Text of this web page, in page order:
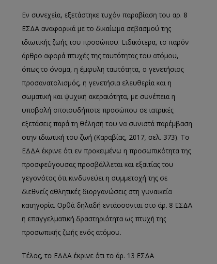
Εν συνεχεία, εξετάστηκε τυχόν παραβίαση του αρ. 8
ΕΣΔΑ αναφορικά με το δικαίωμα σεβασμού της
ιδιωτικής ζωής του προσώπου. Ειδικότερα, το παρόν
άρθρο αφορά πτυχές της ταυτότητας του ατόμου,
όπως το όνομα, η έμφυλη ταυτότητα, ο γενετήσιος
προσανατολισμός, η γενετήσια ελευθερία και η
σωματική και ψυχική ακεραιότητα, με συνέπεια η
υποβολή οποιουδήποτε προσώπου σε ιατρικές
εξετάσεις παρά τη θέλησή του να συνιστά παρέμβαση
στην ιδιωτική του ζωή (Καραβίας, 2017, σελ. 373). Το
ΕΔΔΑ έκρινε ότι εν προκειμένω η προσωπικότητα της
προσφεύγουσας προσβάλλεται και εξαιτίας του
γεγονότος ότι κινδυνεύει η συμμετοχή της σε
διεθνείς αθλητικές διοργανώσεις στη γυναικεία
κατηγορία. Ορθά δηλαδή εντάσσονται στο άρ. 8 ΕΣΔΑ
η επαγγελματική δραστηριότητα ως πτυχή της
προσωπικής ζωής ενός ατόμου.
Τέλος, το ΕΔΔΑ έκρινε ότι το άρ. 13 ΕΣΔΑ